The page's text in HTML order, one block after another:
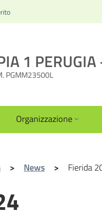
1
PGMM23500L
Organizzazione
> News > Fierida